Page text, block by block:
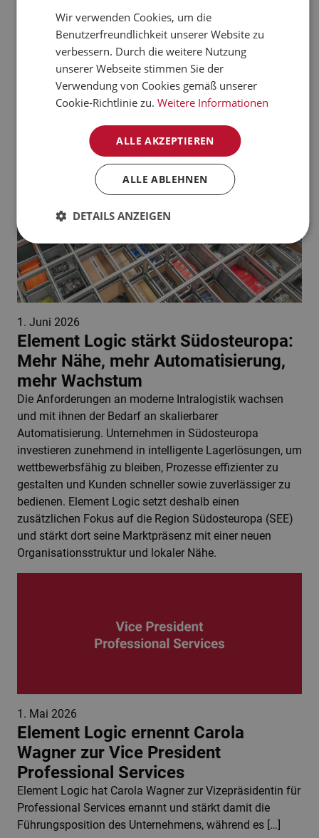
verarbeiten kann.
Jetzt mehr erfahren
Aktuelle News:
1. Juni 2026
Element Logic stärkt Südosteuropa:
Mehr Nähe, mehr Automatisierung,
mehr Wachstum
Die Anforderungen an moderne Intralogistik wachsen
und mit ihnen der Bedarf an skalierbarer
Automatisierung. Unternehmen in Südosteuropa
investieren zunehmend in intelligente Lagerlösungen, um
wettbewerbsfähig zu bleiben, Prozesse effizienter zu
gestalten und Kunden schneller sowie zuverlässiger zu
bedienen. Element Logic setzt deshalb einen
zusätzlichen Fokus auf die Region Südosteuropa (SEE)
und stärkt dort seine Marktpräsenz mit einer neuen
Organisationsstruktur und lokaler Nähe.
1. Mai 2026
Element Logic ernennt Carola
Wagner zur Vice President
Professional Services
Element Logic hat Carola Wagner zur Vizepräsidentin für
Professional Services ernannt und stärkt damit die
Führungsposition des Unternehmens, während es […]
FRENCH
DANISH
POLISH
ITALIAN
ENGLISH
Wir verwenden Cookies, um die
Benutzerfreundlichkeit unserer Website zu
verbessern. Durch die weitere Nutzung
unserer Webseite stimmen Sie der
Verwendung von Cookies gemäß unserer
Cookie-Richtlinie zu. Weitere Informationen
ALLE AKZEPTIEREN
ALLE ABLEHNEN
DETAILS ANZEIGEN